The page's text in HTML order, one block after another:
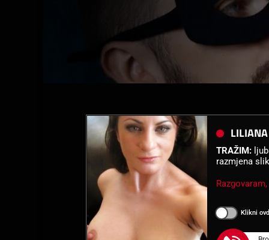
TRAŽIM:
razmjena
Klikni